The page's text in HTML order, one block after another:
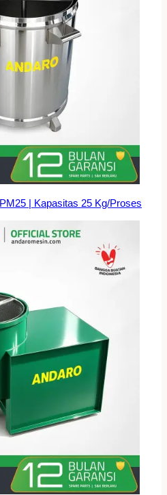
| Kapasitas 25 Kg/Proses